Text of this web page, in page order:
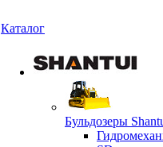
Каталог
Бульдозеры